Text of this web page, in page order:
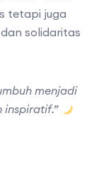
tetapi juga
solidaritas
menjadi
inspiratif.”